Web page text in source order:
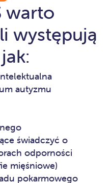
warto
występują
autyzmu
świadczyć o
odporności
mięśniowe)
pokarmowego